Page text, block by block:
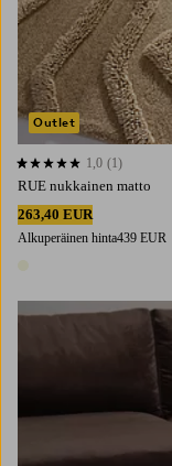
RUE nukkainen matto
263,40 EUR
Alkuperäinen hinta439 EUR
1,0 perustuen 1 arvosanaan
1,0 (1)
Outlet